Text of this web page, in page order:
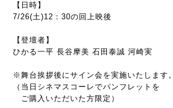
【日時】
7/26(土)12：30の回上映後
【登壇者】
ひかる一平 長谷摩美 石田泰誠 河崎実
※舞台挨拶後にサイン会を実施いたします。
（当日シネマスコーレでパンフレットを
ご購入いただいた方限定）